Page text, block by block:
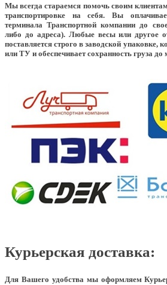
Мы всегда стараемся помочь своим
транспортировке на себя. Вы
терминала Транспортной компании до
либо до адреса). Любые весы или другое
поставляется строго в заводской упаковке,
или ТУ и обеспечивает сохранность груза
Курьерская доставка:
Для Вашего удобства мы оформляем